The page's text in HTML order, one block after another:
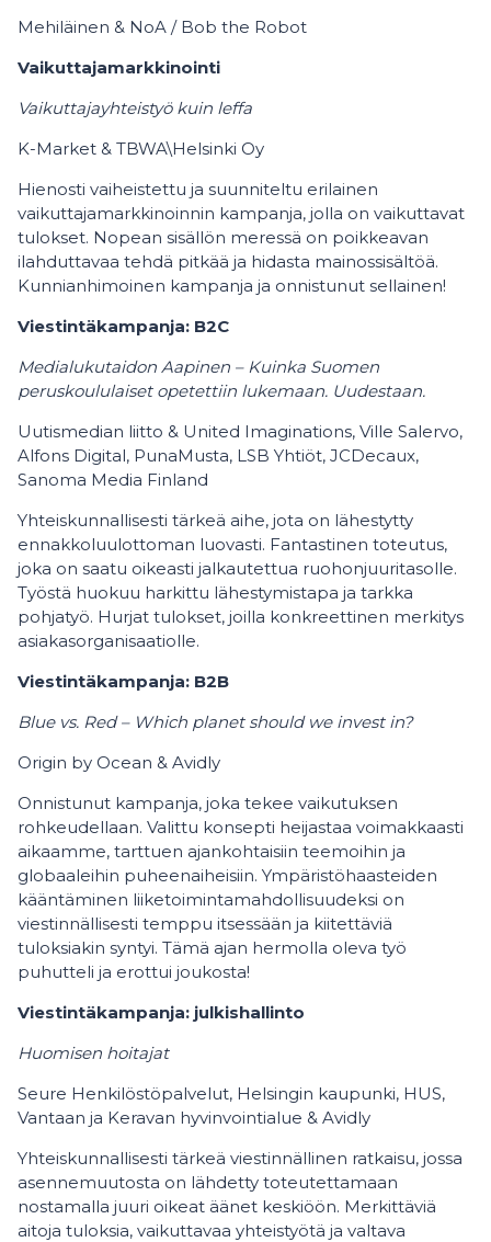
Mehiläinen & NoA / Bob the Robot
Vaikuttajamarkkinointi
Vaikuttajayhteistyö kuin leffa
K-Market & TBWA\Helsinki Oy
Hienosti vaiheistettu ja suunniteltu erilainen
vaikuttajamarkkinoinnin kampanja, jolla on vaikuttavat
tulokset. Nopean sisällön meressä on poikkeavan
ilahduttavaa tehdä pitkää ja hidasta mainossisältöä.
Kunnianhimoinen kampanja ja onnistunut sellainen!
Viestintäkampanja: B2C
Medialukutaidon Aapinen – Kuinka Suomen
peruskoululaiset opetettiin lukemaan. Uudestaan.
Uutismedian liitto & United Imaginations, Ville Salervo,
Alfons Digital, PunaMusta, LSB Yhtiöt, JCDecaux,
Sanoma Media Finland
Yhteiskunnallisesti tärkeä aihe, jota on lähestytty
ennakkoluulottoman luovasti. Fantastinen toteutus,
joka on saatu oikeasti jalkautettua ruohonjuuritasolle.
Työstä huokuu harkittu lähestymistapa ja tarkka
pohjatyö. Hurjat tulokset, joilla konkreettinen merkitys
asiakasorganisaatiolle.
Viestintäkampanja: B2B
Blue vs. Red – Which planet should we invest in?
Origin by Ocean & Avidly
Onnistunut kampanja, joka tekee vaikutuksen
rohkeudellaan. Valittu konsepti heijastaa voimakkaasti
aikaamme, tarttuen ajankohtaisiin teemoihin ja
globaaleihin puheenaiheisiin. Ympäristöhaasteiden
kääntäminen liiketoimintamahdollisuudeksi on
viestinnällisesti temppu itsessään ja kiitettäviä
tuloksiakin syntyi. Tämä ajan hermolla oleva työ
puhutteli ja erottui joukosta!
Viestintäkampanja: julkishallinto
Huomisen hoitajat
Seure Henkilöstöpalvelut, Helsingin kaupunki, HUS,
Vantaan ja Keravan hyvinvointialue & Avidly
Yhteiskunnallisesti tärkeä viestinnällinen ratkaisu, jossa
asennemuutosta on lähdetty toteutettamaan
nostamalla juuri oikeat äänet keskiöön. Merkittäviä
aitoja tuloksia, vaikuttavaa yhteistyötä ja valtava